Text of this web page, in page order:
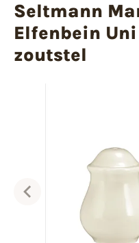
Seltmann
Elfenbein Uni
zoutstel